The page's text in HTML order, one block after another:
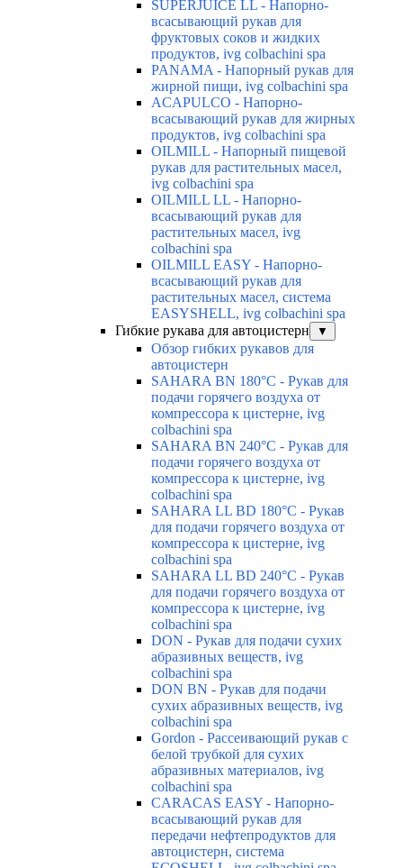
SUPERJUICE LL - Напорно-
всасывающий рукав для
фруктовых соков и жидких
продуктов, ivg colbachini spa
PANAMA - Напорный рукав для
жирной пищи, ivg colbachini spa
ACAPULCO - Напорно-
всасывающий рукав для жирных
продуктов, ivg colbachini spa
OILMILL - Напорный пищевой
рукав для растительных масел,
ivg colbachini spa
OILMILL LL - Напорно-
всасывающий рукав для
растительных масел, ivg
colbachini spa
OILMILL EASY - Напорно-
всасывающий рукав для
растительных масел, система
EASYSHELL, ivg colbachini spa
Гибкие рукава для автоцистерн
▼
Обзор гибких рукавов для
автоцистерн
SAHARA BN 180°C - Рукав для
подачи горячего воздуха от
компрессора к цистерне, ivg
colbachini spa
SAHARA BN 240°C - Рукав для
подачи горячего воздуха от
компрессора к цистерне, ivg
colbachini spa
SAHARA LL BD 180°C - Рукав
для подачи горячего воздуха от
компрессора к цистерне, ivg
colbachini spa
SAHARA LL BD 240°C - Рукав
для подачи горячего воздуха от
компрессора к цистерне, ivg
colbachini spa
DON - Рукав для подачи сухих
абразивных веществ, ivg
colbachini spa
DON BN - Рукав для подачи
сухих абразивных веществ, ivg
colbachini spa
Gordon - Рассеивающий рукав с
белой трубкой для сухих
абразивных материалов, ivg
colbachini spa
CARACAS EASY - Напорно-
всасывающий рукав для
передачи нефтепродуктов для
автоцистерн, система